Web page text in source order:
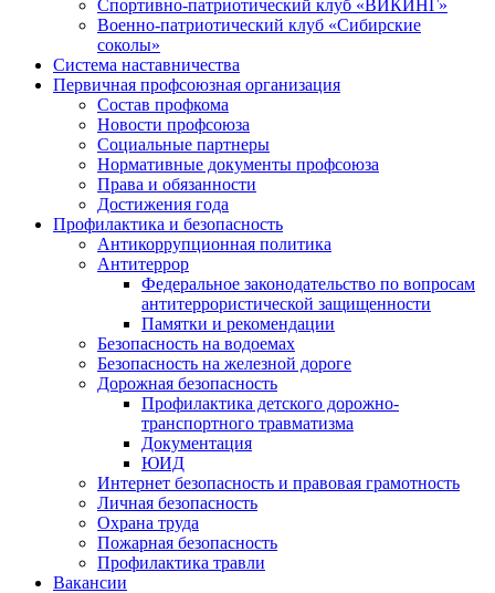
Спортивно-патриотический клуб «ВИКИНГ»
Военно-патриотический клуб «Сибирские
соколы»
Система наставничества
Первичная профсоюзная организация
Состав профкома
Новости профсоюза
Социальные партнеры
Нормативные документы профсоюза
Права и обязанности
Достижения года
Профилактика и безопасность
Антикоррупционная политика
Антитеррор
Федеральное законодательство по вопросам
антитеррористической защищенности
Памятки и рекомендации
Безопасность на водоемах
Безопасность на железной дороге
Дорожная безопасность
Профилактика детского дорожно-
транспортного травматизма
Документация
ЮИД
Интернет безопасность и правовая грамотность
Личная безопасность
Охрана труда
Пожарная безопасность
Профилактика травли
Вакансии